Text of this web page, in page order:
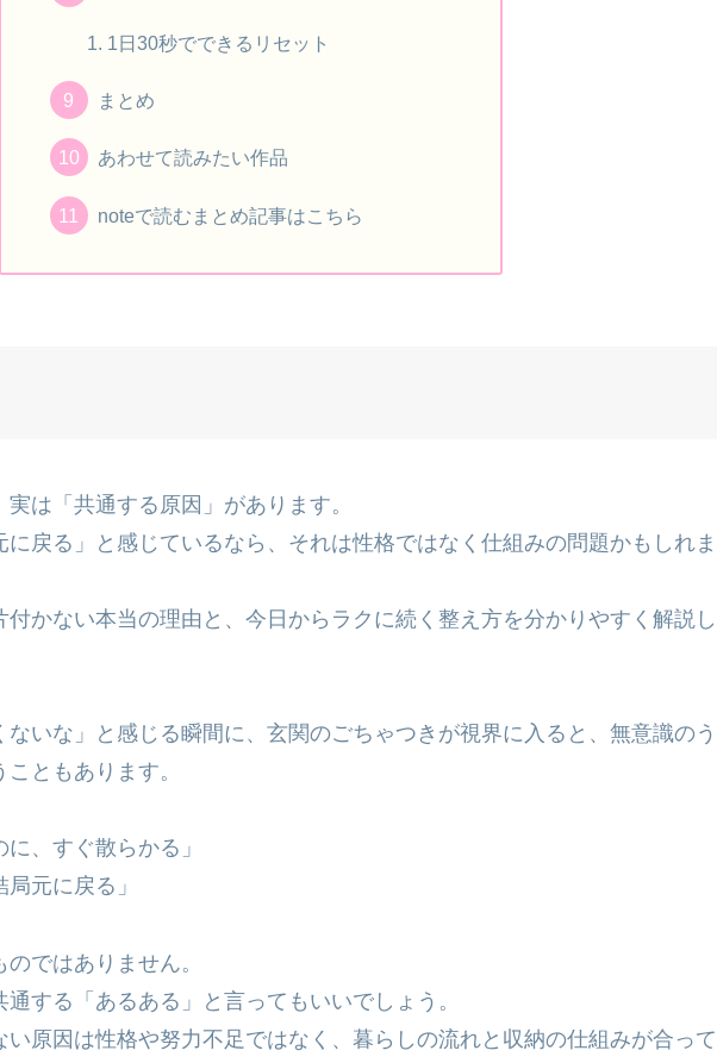
1日30秒でできるリセット
まとめ
あわせて読みたい作品
noteで読むまとめ記事はこちら
は「共通する原因」があります。
に戻る」と感じているなら、それは性格ではなく仕組みの問題かもしれま
付かない本当の理由と、今日からラクに続く整え方を分かりやすく解説し
ないな」と感じる瞬間に、玄関のごちゃつきが視界に入ると、無意識のう
ともあります。
に、すぐ散らかる」
元に戻る」
ではありません。
する「あるある」と言ってもいいでしょう。
い原因は性格や努力不足ではなく、暮らしの流れと収納の仕組みが合って